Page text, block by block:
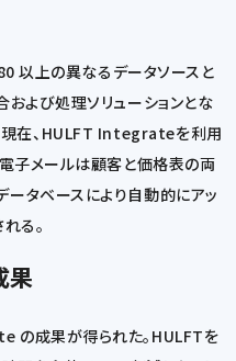
以上の異なるデータソースと
よび処理ソリューションとな
在、HULFT Integrateを利用
子メールは顧客と価格表の両
タベースにより自動的にアッ
る。
果
の成果が得られた。HULFTを